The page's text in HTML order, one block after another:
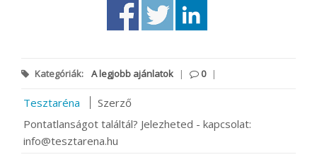
Kategóriák: A legjobb ajánlatok | 0 |
Tesztaréna
Szerző
Pontatlanságot találtál? Jelezheted - kapcsolat:
info@tesztarena.hu